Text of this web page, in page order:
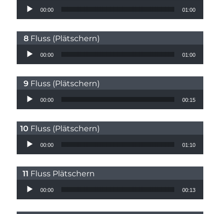
Audio-Player
00:00 01:00
Fluss (Plätschern)
Audio-Player
00:00 01:00
Fluss (Plätschern)
Audio-Player
00:00 00:15
Fluss (Plätschern)
Audio-Player
00:00 01:10
Fluss Plätschern
Audio-Player
00:00 00:13